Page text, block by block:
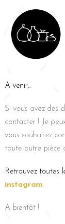
A venir…
Si vous avez des
contacter ! Je
vous souhaitez
toute autre pièce
Retrouvez toutes
instagram.
A bientôt !